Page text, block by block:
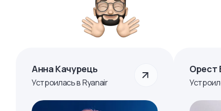
Анна Качурець
Устроилась в Ryanair
Орест